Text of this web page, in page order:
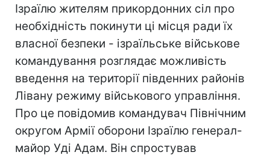
Ізраїлю жителям прикордонних сіл про
необхідність покинути ці місця ради їх
власної безпеки - ізраїльське військове
командування розглядає можливість
введення на території південних районів
Лівану режиму військового управління.
Про це повідомив командувач Північним
округом Армії оборони Ізраїлю генерал-
майор Уді Адам. Він спростував